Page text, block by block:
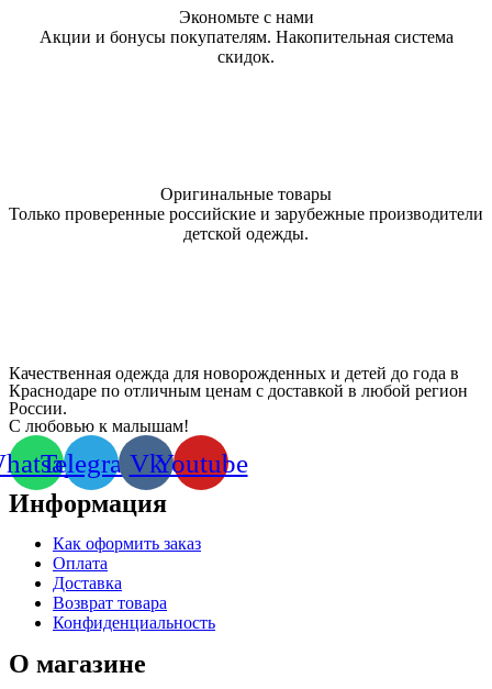
Экономьте с нами
Акции и бонусы покупателям. Накопительная система
скидок.
Оригинальные товары
Только проверенные российские и зарубежные производители
детской одежды.
Качественная одежда для новорожденных и детей до года в
Краснодаре по отличным ценам с доставкой в любой регион
России.
С любовью к малышам!
TelegramVkYoutube
Информация
Как оформить заказ
Оплата
Доставка
Возврат товара
Конфиденциальность
О магазине